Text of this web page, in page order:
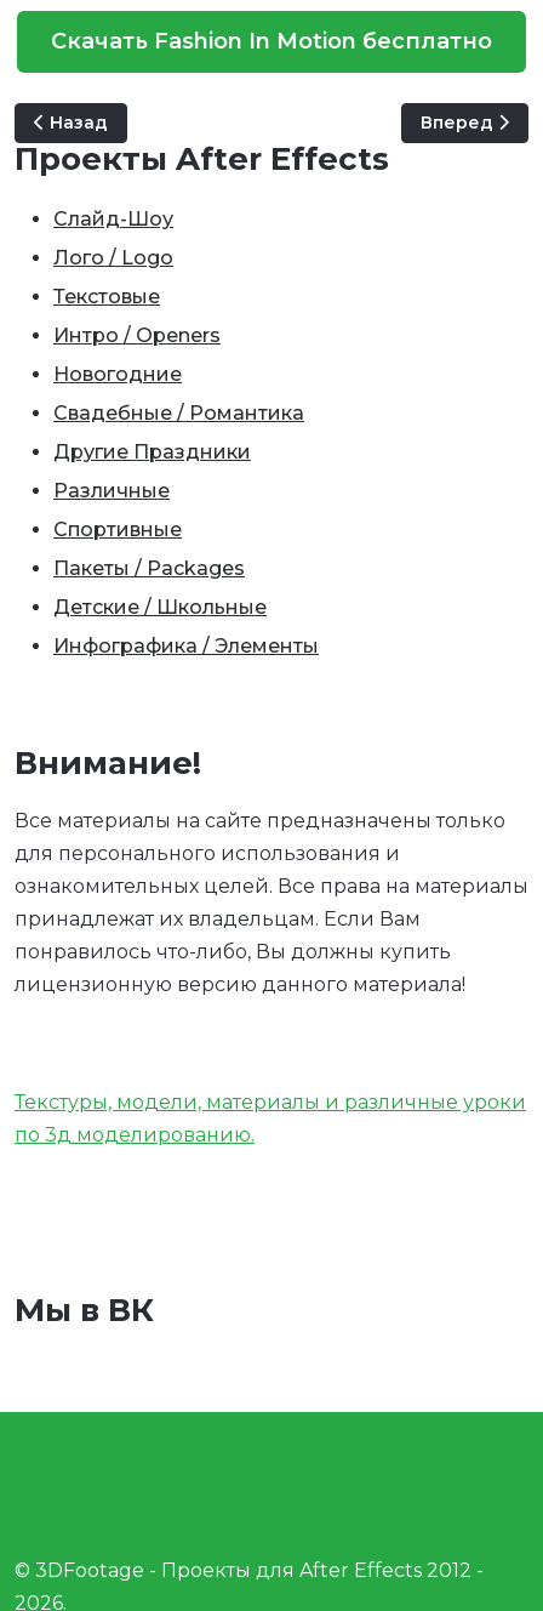
Скачать Fashion In Motion бесплатно
Предыдущий: Holographic Girl
Назад Следующий:
Вперед
Проекты After Effects
Слайд-Шоу
Лого / Logo
Текстовые
Интро / Openers
Новогодние
Свадебные / Романтика
Другие Праздники
Различные
Спортивные
Пакеты / Packages
Детские / Школьные
Инфографика / Элементы
Внимание!
Все материалы на сайте предназначены только
для персонального использования и
ознакомительных целей. Все права на материалы
принадлежат их владельцам. Если Вам
понравилось что-либо, Вы должны купить
лицензионную версию данного материала!
Текстуры, модели, материалы и различные уроки
по 3д моделированию.
Мы в ВК
© 3DFootage - Проекты для After Effects 2012 -
2026.